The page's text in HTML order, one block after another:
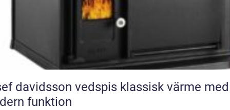
vedspis klassisk värme med
funktion